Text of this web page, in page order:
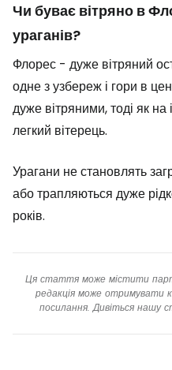
Чи буває вітряно в
ураганів?
Флорес - дуже вітряний
одне з узбереж і гори в
дуже вітряними, тоді як
легкий вітерець.
Урагани не становлять
або трапляються дуже
років.
Ця стаття може містити
редакція може отримувати
посилання. Дивіться нашу